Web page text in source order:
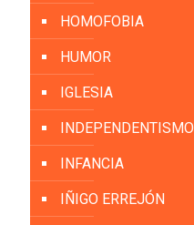
HOMOFOBIA
HUMOR
IGLESIA
INDEPENDENTISMO
INFANCIA
IÑIGO ERREJÓN